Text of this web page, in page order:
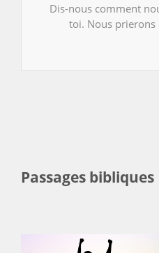
Dis-nous comment
toi. Nous prierons
Passages bibliques